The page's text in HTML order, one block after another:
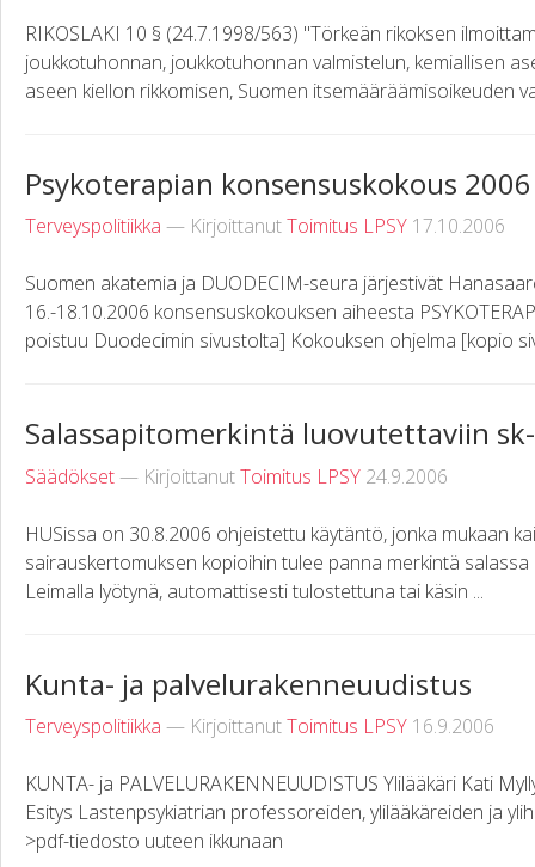
RIKOSLAKI 10 § (24.7.1998/563) "Törkeän rikoksen
joukkotuhonnan, joukkotuhonnan valmistelun, kemiallisen
aseen kiellon rikkomisen, Suomen itsemääräämisoikeuden
Psykoterapian konsensuskokous 2006
Terveyspolitiikka — KirjoittanutToimitus LPSY 17.10.2006
Suomen akatemia ja DUODECIM-seura järjestivät
16.-18.10.2006 konsensuskokouksen aiheesta
poistuu Duodecimin sivustolta] Kokouksen ohjelma [kopio
Salassapitomerkintä luovutettaviin
Säädökset— KirjoittanutToimitus LPSY 24.9.2006
HUSissa on 30.8.2006 ohjeistettu käytäntö, jonka mukaan
sairauskertomuksen kopioihin tulee panna merkintä
Leimalla lyötynä, automattisesti tulostettuna tai käsin ...
Kunta- ja palvelurakenneuudistus
Terveyspolitiikka — KirjoittanutToimitus LPSY 16.9.2006
KUNTA- ja PALVELURAKENNEUUDISTUS Ylilääkäri Kati
Esitys Lastenpsykiatrian professoreiden, ylilääkäreiden ja
>pdf-tiedosto uuteen ikkunaan